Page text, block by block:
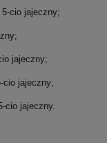
5-cio jajeczny;
jajeczny;
cio jajeczny;
cio jajeczny.